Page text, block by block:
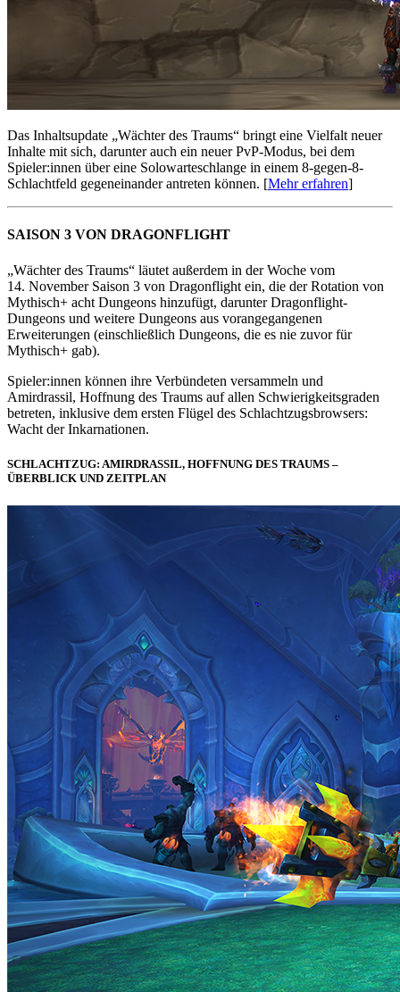
Das Inhaltsupdate „Wächter des Traums“ bringt eine Vielfalt neuer
Inhalte mit sich, darunter auch ein neuer PvP-Modus, bei dem
Spieler:innen über eine Solowarteschlange in einem 8-gegen-8-
Schlachtfeld gegeneinander antreten können. [Mehr erfahren]
SAISON 3 VON DRAGONFLIGHT
„Wächter des Traums“ läutet außerdem in der Woche vom
14. November Saison 3 von Dragonflight ein, die der Rotation von
Mythisch+ acht Dungeons hinzufügt, darunter Dragonflight-
Dungeons und weitere Dungeons aus vorangegangenen
Erweiterungen (einschließlich Dungeons, die es nie zuvor für
Mythisch+ gab).
Spieler:innen können ihre Verbündeten versammeln und
Amirdrassil, Hoffnung des Traums auf allen Schwierigkeitsgraden
betreten, inklusive dem ersten Flügel des Schlachtzugsbrowsers:
Wacht der Inkarnationen.
SCHLACHTZUG: AMIRDRASSIL, HOFFNUNG DES TRAUMS –
ÜBERBLICK UND ZEITPLAN